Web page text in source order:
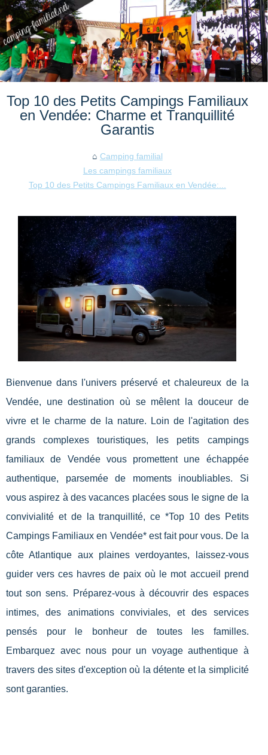
Top 10 des Petits Campings Familiaux
en Vendée: Charme et Tranquillité
Garantis
Camping familial
Les campings familiaux
Top 10 des Petits Campings Familiaux en Vendée:...
Bienvenue dans l'univers préservé et chaleureux de la
Vendée, une destination où se mêlent la douceur de
vivre et le charme de la nature. Loin de l'agitation des
grands complexes touristiques, les petits campings
familiaux de Vendée vous promettent une échappée
authentique, parsemée de moments inoubliables. Si
vous aspirez à des vacances placées sous le signe de la
convivialité et de la tranquillité, ce *Top 10 des Petits
Campings Familiaux en Vendée* est fait pour vous. De la
côte Atlantique aux plaines verdoyantes, laissez-vous
guider vers ces havres de paix où le mot accueil prend
tout son sens. Préparez-vous à découvrir des espaces
intimes, des animations conviviales, et des services
pensés pour le bonheur de toutes les familles.
Embarquez avec nous pour un voyage authentique à
travers des sites d'exception où la détente et la simplicité
sont garanties.